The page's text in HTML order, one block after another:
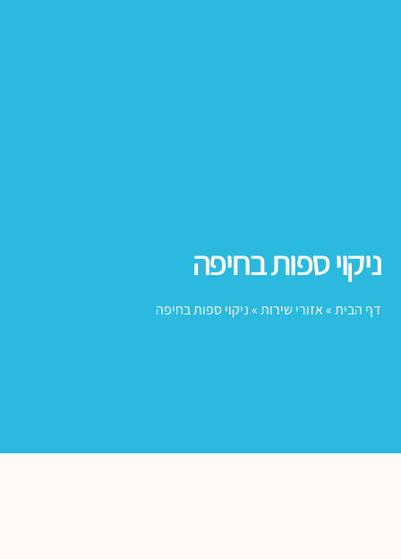
ניקוי ספות בחיפה
דף הבית»אזורי שירות»ניקוי ספות בחיפה